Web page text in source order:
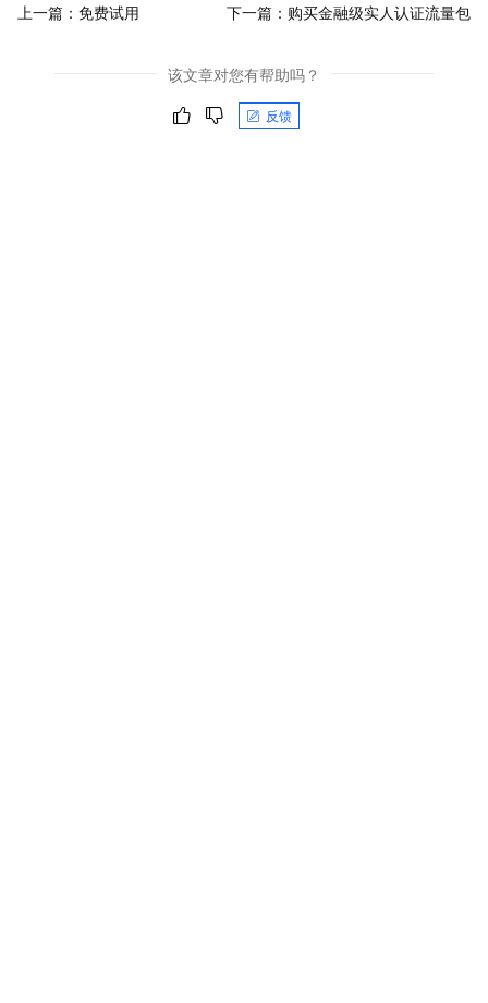
上一篇： 免费试用 下一篇： 购买金融级实人认证流量包
该文章对您有帮助吗？
反馈